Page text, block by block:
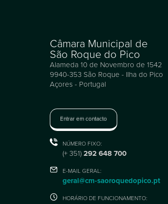
Câmara Municipal de
São Roque do Pico
Alameda 10 de Novembro de 1542
9940-353 São Roque - Ilha do Pico
Açores - Portugal
Entrar em contacto
NÚMERO FIXO:
(+ 351) 292 648 700
E-MAIL GERAL:
geral@cm-saoroquedopico.pt
HORÁRIO DE FUNCIONAMENTO: